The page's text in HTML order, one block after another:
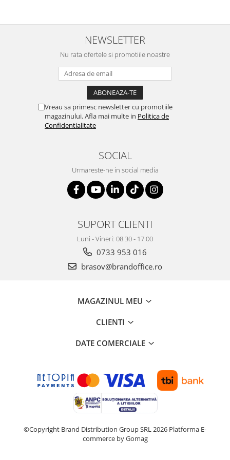
NEWSLETTER
Nu rata ofertele si promotiile noastre
Vreau sa primesc newsletter cu promotiile
magazinului. Afla mai multe in Politica de
Confidentialitate
SOCIAL
Urmareste-ne in social media
SUPORT CLIENTI
Luni - Vineri: 08.30 - 17:00
0733 953 016
brasov@brandoffice.ro
MAGAZINUL MEU
CLIENTI
DATE COMERCIALE
©Copyright Brand Distribution Group SRL 2026 Platforma E-
commerce by Gomag